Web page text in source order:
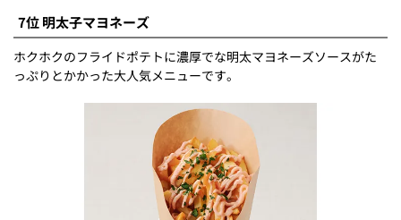
7位 明太子マヨネーズ
ホクホクのフライドポテトに濃厚でな明太マヨネーズソースがた
っぷりとかかった大人気メニューです。